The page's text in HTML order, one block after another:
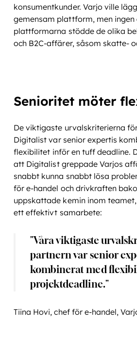
konsumentkunder. Varjo ville
gemensam plattform, men ingen
plattformarna stödde de olika
och B2C-affärer, såsom skatte-
Senioritet möter
De viktigaste urvalskriterierna
Digitalist var senior expertis
flexibilitet inför en tuff deadline.
att Digitalist greppade Varjos
snabbt kunna snabbt lösa
för e-handel och drivkraften
uppskattade kemin inom
ett effektivt samarbete:
"Våra viktigaste
partnern var senior
kombinerat med
projektdeadline."
Tiina Hovi, chef för e-handel,